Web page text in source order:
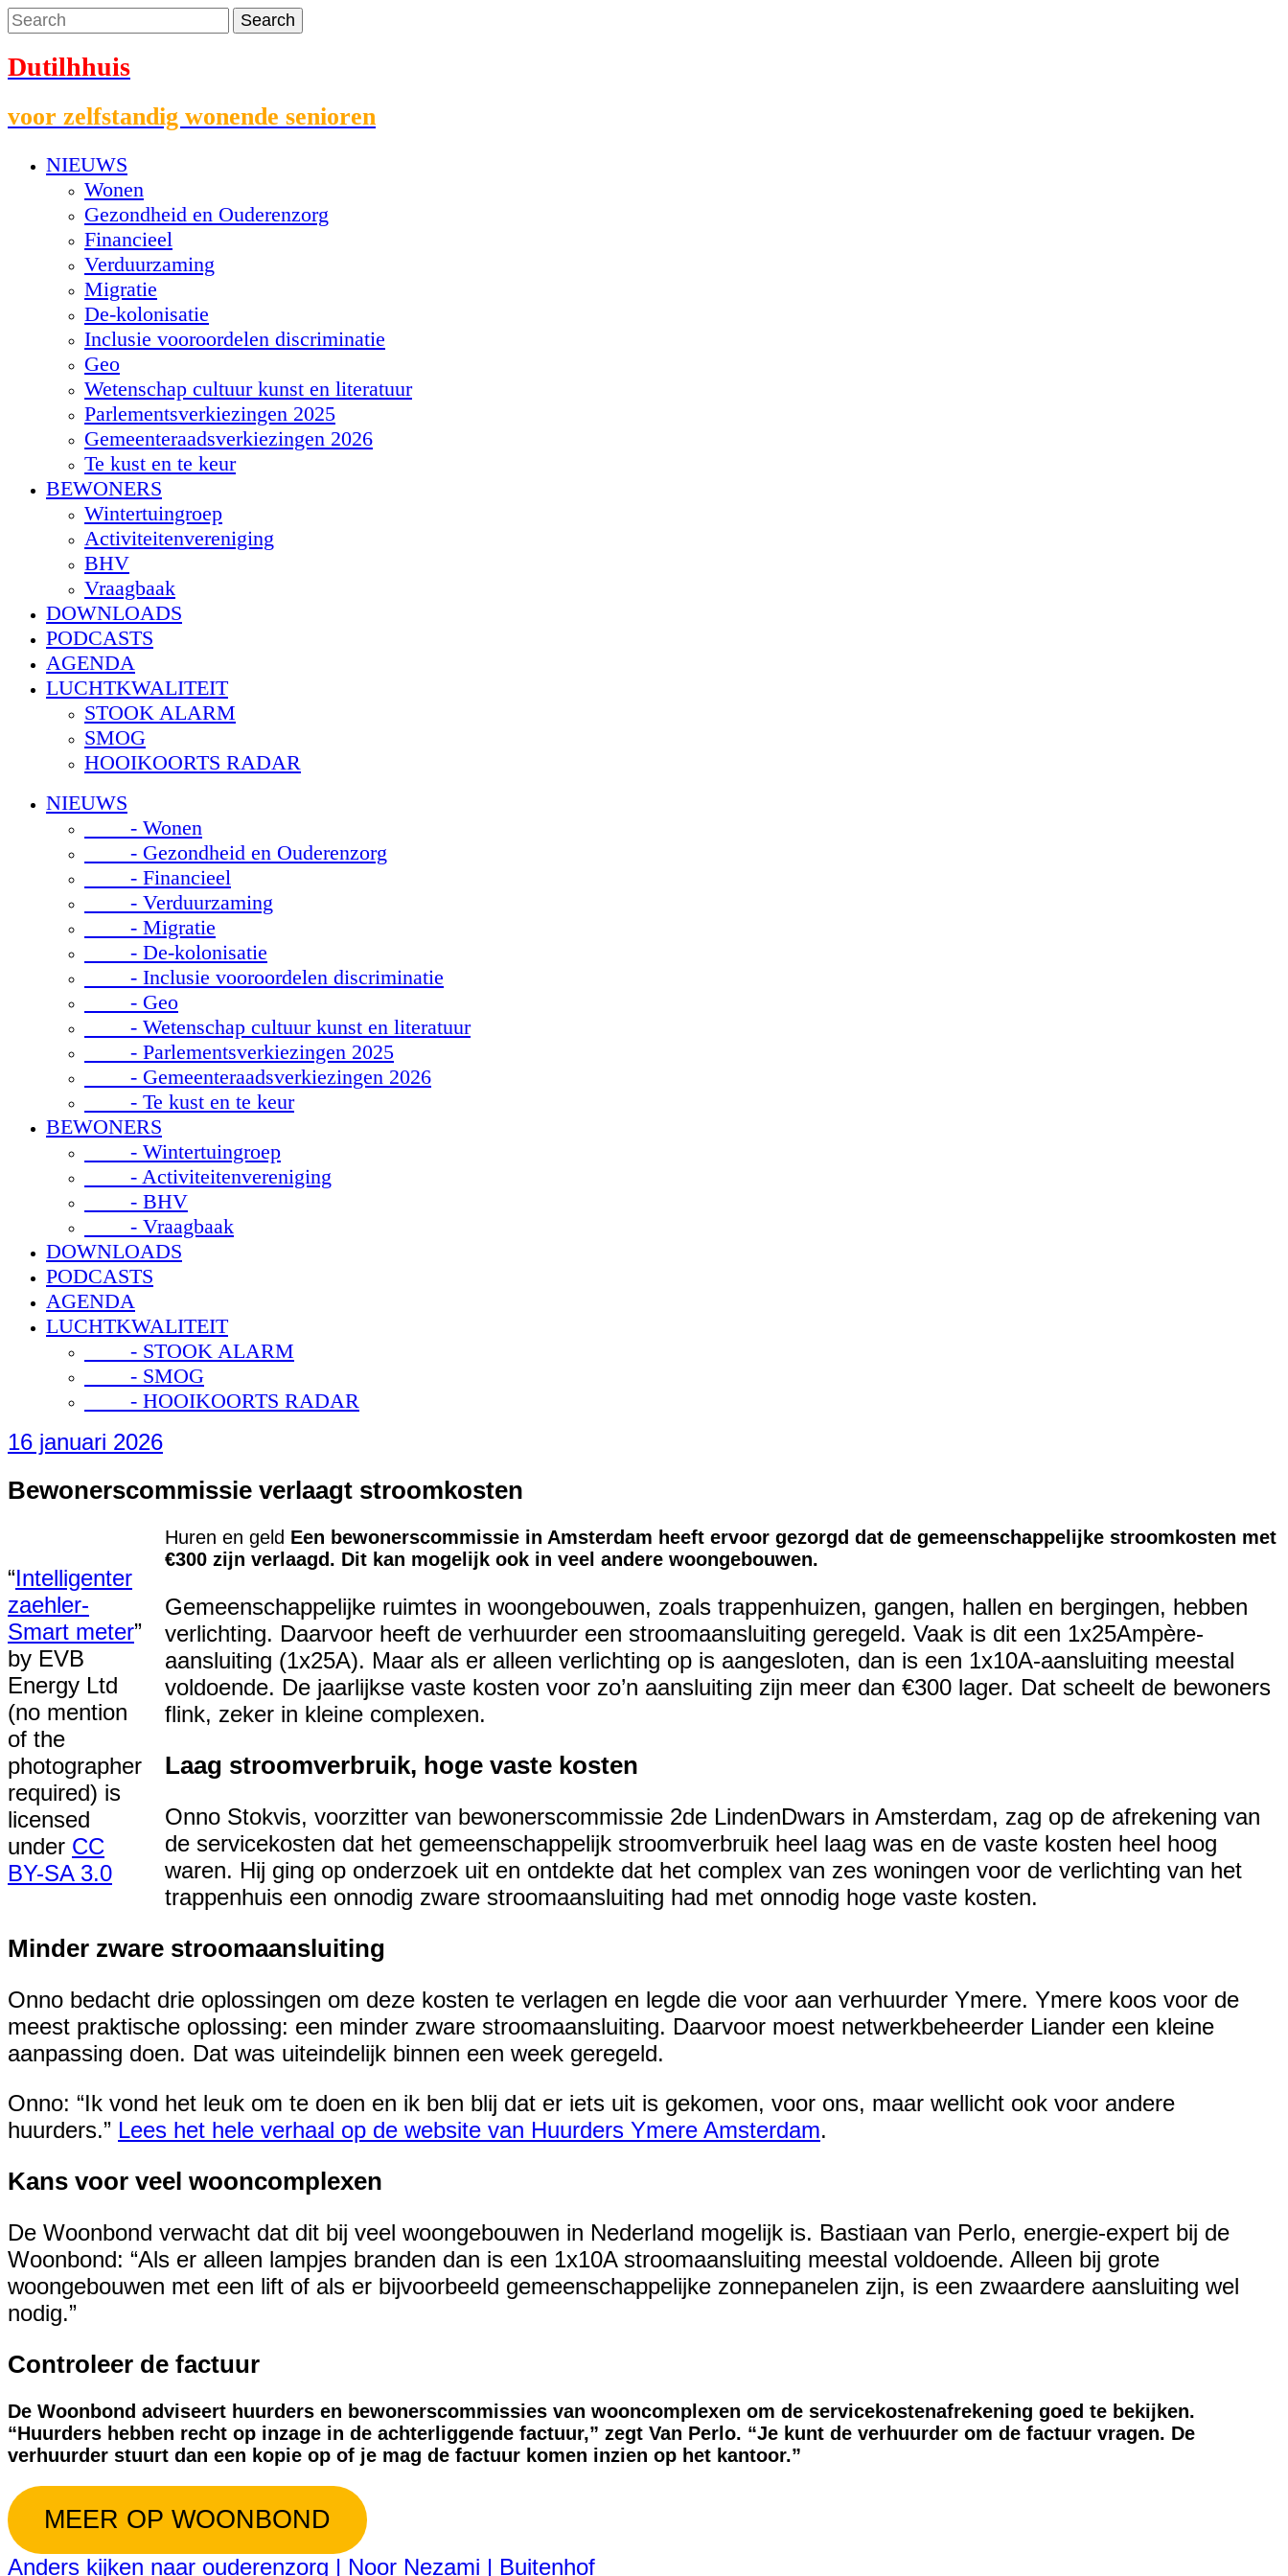
Dutilhhuis
voor zelfstandig wonende senioren
NIEUWS
Wonen
Gezondheid en Ouderenzorg
Financieel
Verduurzaming
Migratie
De-kolonisatie
Inclusie vooroordelen discriminatie
Geo
Wetenschap cultuur kunst en literatuur
Parlementsverkiezingen 2025
Gemeenteraadsverkiezingen 2026
Te kust en te keur
BEWONERS
Wintertuingroep
Activiteitenvereniging
BHV
Vraagbaak
DOWNLOADS
PODCASTS
AGENDA
LUCHTKWALITEIT
STOOK ALARM
SMOG
HOOIKOORTS RADAR
NIEUWS
- Wonen
- Gezondheid en Ouderenzorg
- Financieel
- Verduurzaming
- Migratie
- De-kolonisatie
- Inclusie vooroordelen discriminatie
- Geo
- Wetenschap cultuur kunst en literatuur
- Parlementsverkiezingen 2025
- Gemeenteraadsverkiezingen 2026
- Te kust en te keur
BEWONERS
- Wintertuingroep
- Activiteitenvereniging
- BHV
- Vraagbaak
DOWNLOADS
PODCASTS
AGENDA
LUCHTKWALITEIT
- STOOK ALARM
- SMOG
- HOOIKOORTS RADAR
16 januari 2026
Bewonerscommissie verlaagt stroomkosten
“Intelligenter
zaehler-
Smart meter”
by EVB
Energy Ltd
(no mention
of the
photographer
required) is
licensed
under CC
BY-SA 3.0
Huren en geld Een bewonerscommissie in Amsterdam heeft ervoor gezorgd dat de gemeenschappelijke stroomkosten met
€300 zijn verlaagd. Dit kan mogelijk ook in veel andere woongebouwen.
Gemeenschappelijke ruimtes in woongebouwen, zoals trappenhuizen, gangen, hallen en bergingen, hebben
verlichting. Daarvoor heeft de verhuurder een stroomaansluiting geregeld. Vaak is dit een 1x25Ampère-
aansluiting (1x25A). Maar als er alleen verlichting op is aangesloten, dan is een 1x10A-aansluiting meestal
voldoende. De jaarlijkse vaste kosten voor zo’n aansluiting zijn meer dan €300 lager. Dat scheelt de bewoners
flink, zeker in kleine complexen.
Laag stroomverbruik, hoge vaste kosten
Onno Stokvis, voorzitter van bewonerscommissie 2de LindenDwars in Amsterdam, zag op de afrekening van
de servicekosten dat het gemeenschappelijk stroomverbruik heel laag was en de vaste kosten heel hoog
waren. Hij ging op onderzoek uit en ontdekte dat het complex van zes woningen voor de verlichting van het
trappenhuis een onnodig zware stroomaansluiting had met onnodig hoge vaste kosten.
Minder zware stroomaansluiting
Onno bedacht drie oplossingen om deze kosten te verlagen en legde die voor aan verhuurder Ymere. Ymere koos voor de
meest praktische oplossing: een minder zware stroomaansluiting. Daarvoor moest netwerkbeheerder Liander een kleine
aanpassing doen. Dat was uiteindelijk binnen een week geregeld.
Onno: “Ik vond het leuk om te doen en ik ben blij dat er iets uit is gekomen, voor ons, maar wellicht ook voor andere
huurders.” Lees het hele verhaal op de website van Huurders Ymere Amsterdam.
Kans voor veel wooncomplexen
De Woonbond verwacht dat dit bij veel woongebouwen in Nederland mogelijk is. Bastiaan van Perlo, energie-expert bij de
Woonbond: “Als er alleen lampjes branden dan is een 1x10A stroomaansluiting meestal voldoende. Alleen bij grote
woongebouwen met een lift of als er bijvoorbeeld gemeenschappelijke zonnepanelen zijn, is een zwaardere aansluiting wel
nodig.”
Controleer de factuur
De Woonbond adviseert huurders en bewonerscommissies van wooncomplexen om de servicekostenafrekening goed te bekijken.
“Huurders hebben recht op inzage in de achterliggende factuur,” zegt Van Perlo. “Je kunt de verhuurder om de factuur vragen. De
verhuurder stuurt dan een kopie op of je mag de factuur komen inzien op het kantoor.”
MEER OP WOONBOND
Anders kijken naar ouderenzorg | Noor Nezami | Buitenhof